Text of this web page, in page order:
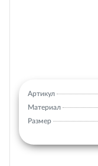
Артикул
Материал
Размер